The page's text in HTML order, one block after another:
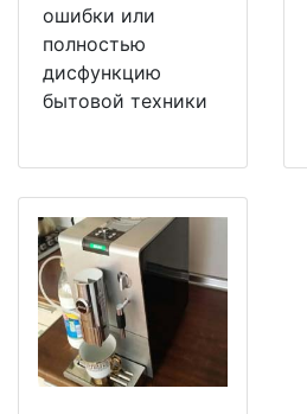
ошибки или
полностью
дисфункцию
бытовой техники